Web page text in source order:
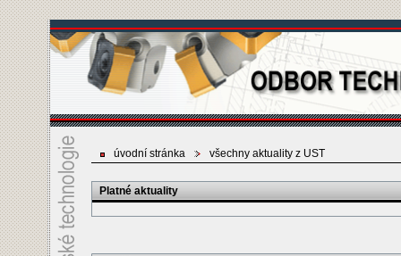
úvodní stránka všechny aktuality z UST
Platné aktuality